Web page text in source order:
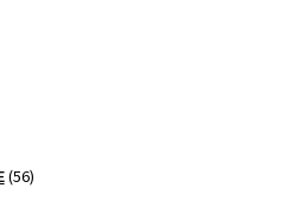
5656